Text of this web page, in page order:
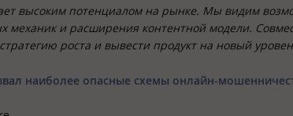
высоким потенциалом на рынке. Мы видим
механик и расширения контентной модели.
роста и вывести продукт на новый
наиболее опасные схемы онлайн-